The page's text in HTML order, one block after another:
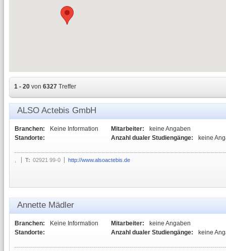
1 - 20 von 6327 Treffer
ALSO Actebis GmbH
Branchen:
Keine Information
Standorte:
Mitarbeiter:
keine Angaben
Anzahl dualer Studiengänge:
keine
T: 02921 99-0 http://www.alsoactebis.de
Annette Mädler
Branchen:
Keine Information
Standorte:
Mitarbeiter:
keine Angaben
Anzahl dualer Studiengänge:
keine